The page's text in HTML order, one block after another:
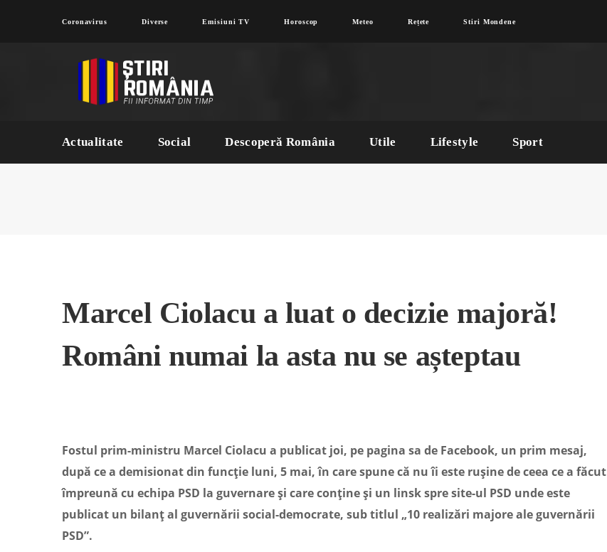
Coronavirus Diverse Emisiuni TV Horoscop Meteo Rețete Stiri Mondene
Actualitate Social Descoperă România Utile Lifestyle Sport
Marcel Ciolacu a luat o decizie majoră!
Români numai la asta nu se așteptau
Fostul prim-ministru Marcel Ciolacu a publicat joi, pe pagina sa de Facebook, un prim mesaj,
după ce a demisionat din funcție luni, 5 mai, în care spune că nu îi este rușine de ceea ce a făcut
împreună cu echipa PSD la guvernare și care conține și un linsk spre site-ul PSD unde este
publicat un bilanț al guvernării social-democrate, sub titlul „10 realizări majore ale guvernării
PSD”.